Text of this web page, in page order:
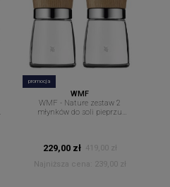
promocja
WMF
WMF - Nature zestaw 2
młynków do soli pieprzu
229,00 zł
419,00 zł
Najniższa cena:
239,00 zł